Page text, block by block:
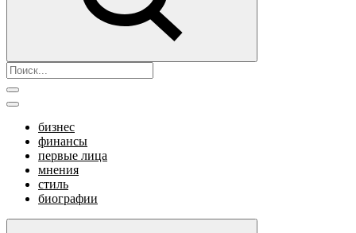
бизнес
финансы
первые лица
мнения
стиль
биографии